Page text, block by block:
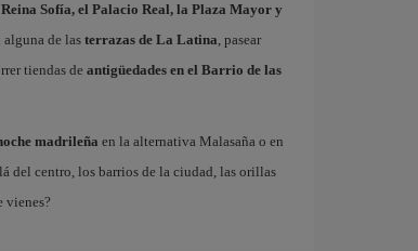
Sofía, el Palacio Real, la Plaza Mayor y
alguna de lasterrazas de La Latina, pasear
tiendas de antigüedades en el Barrio de las
madrileña en la alternativa Malasaña o en
del centro, los barrios de la ciudad, las orillas
vienes?